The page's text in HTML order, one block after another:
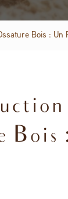
Bois : Un
Bois